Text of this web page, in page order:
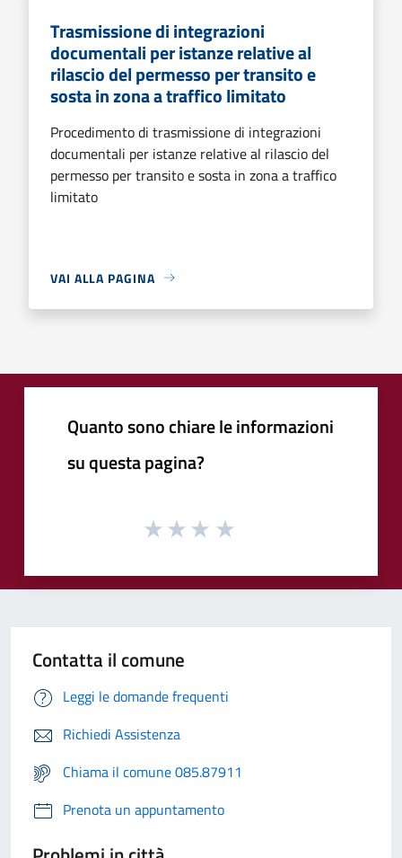
Trasmissione di integrazioni
documentali per istanze relative al
rilascio del permesso per transito e
sosta in zona a traffico limitato
Procedimento di trasmissione di integrazioni
documentali per istanze relative al rilascio del
permesso per transito e sosta in zona a traffico
limitato
VAI ALLA PAGINA
Quanto sono chiare le informazioni
su questa pagina?
Contatta il comune
Leggi le domande frequenti
Richiedi Assistenza
Chiama il comune 085.87911
Prenota un appuntamento